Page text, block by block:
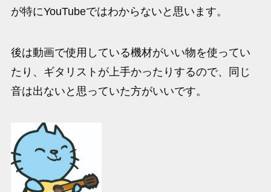
が特にYouTubeではわからないと思います。
後は動画で使用している機材がいい物を使ってい
たり、ギタリストが上手かったりするので、同じ
音は出ないと思っていた方がいいです。